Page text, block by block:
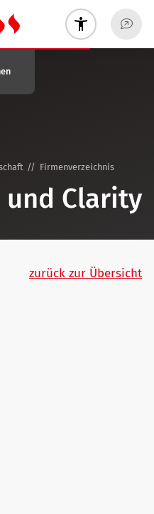
Firmenverzeichnis
Clarity
zurück zur Übersicht